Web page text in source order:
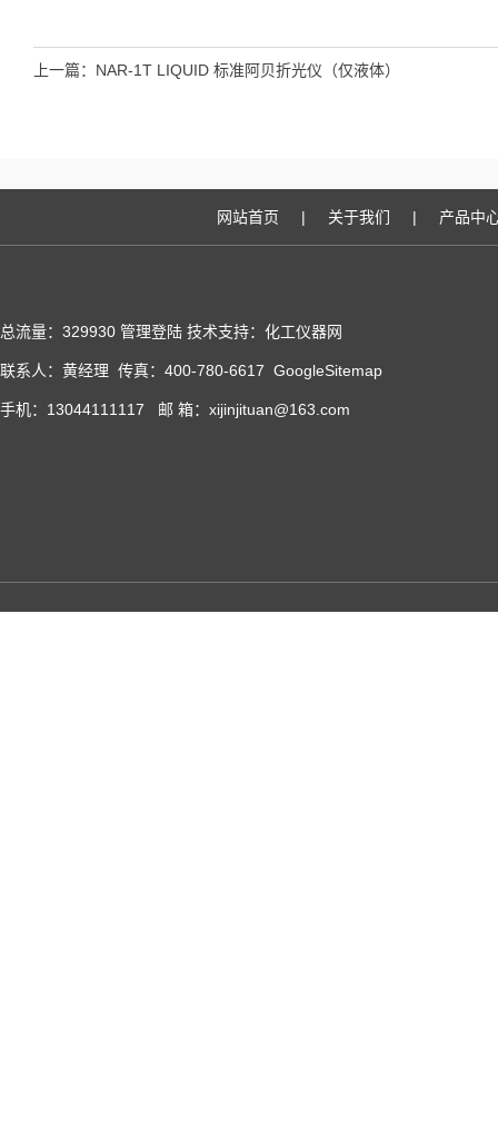
上一篇： NAR-1T LIQUID 标准阿贝折光仪（仅液体）
网站首页 | 关于我们 | 产品中
总流量：329930 管理登陆 技术支持：化工仪器网
联系人：黄经理 传真：400-780-6617 GoogleSitemap
手机：13044111117 邮 箱：xijinjituan@163.com